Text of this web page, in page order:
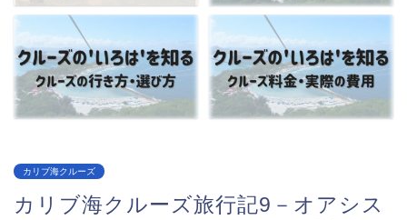
カリブ海クルーズ
カリブ海クルーズ旅行記9－オアシス